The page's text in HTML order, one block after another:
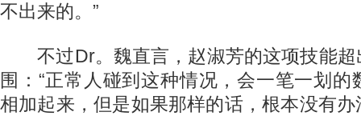
不出来的。”
不过Dr。魏直言，赵淑芳的这项技能超
围：“正常人碰到这种情况，会一笔一划的
相加起来，但是如果那样的话，根本没有